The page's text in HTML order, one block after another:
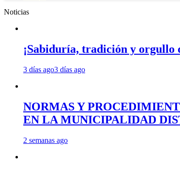
Noticias
¡Sabiduría, tradición y orgullo
3 días ago3 días ago
NORMAS Y
EN LA MUNICIPALIDAD
2 semanas ago